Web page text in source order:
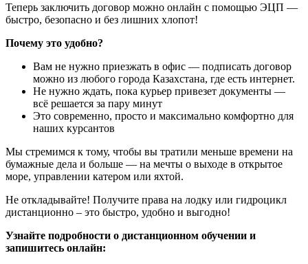
Теперь заключить договор можно онлайн с помощью ЭЦП —
быстро, безопасно и без лишних хлопот!
Почему это удобно?
Вам не нужно приезжать в офис — подписать договор
можно из любого города Казахстана, где есть интернет.
Не нужно ждать, пока курьер привезет документы —
всё решается за пару минут
Это современно, просто и максимально комфортно для
наших курсантов
Мы стремимся к тому, чтобы вы тратили меньше времени на
бумажные дела и больше — на мечты о выходе в открытое
море, управлении катером или яхтой.
Не откладывайте! Получите права на лодку или гидроцикл
дистанционно – это быстро, удобно и выгодно!
Узнайте подробности о дистанционном обучении и
запишитесь онлайн: